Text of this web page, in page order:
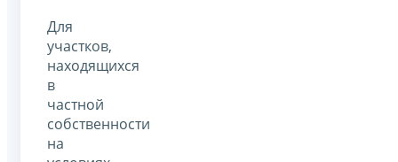
Для
участков,
находящихся
в
частной
собственности
на